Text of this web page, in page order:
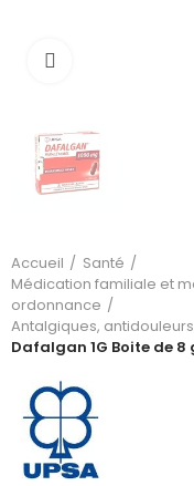
Accueil
Santé
Médication familiale et
ordonnance
Antalgiques,
Dafalgan 1G Boite de 8